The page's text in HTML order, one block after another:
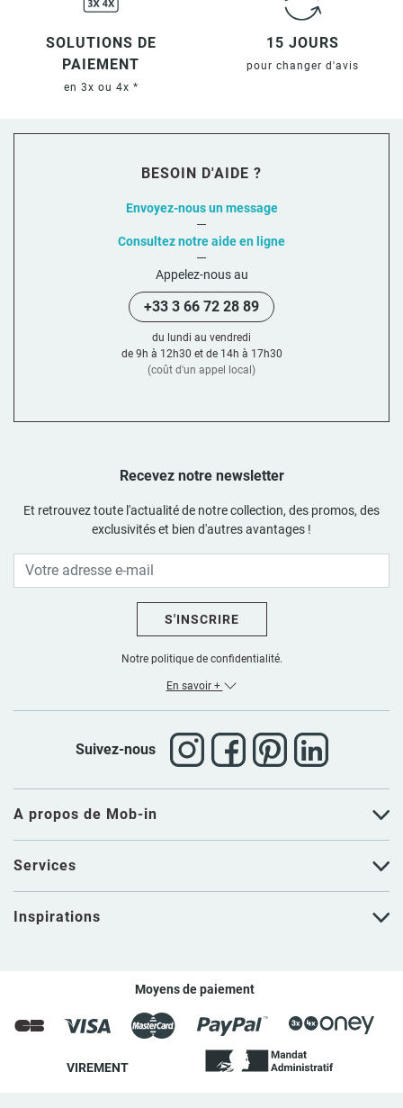
SOLUTIONS DE
PAIEMENT
en 3x ou 4x *
15 JOURS
pour changer d'avis
A propos de Mob-in
Services
Inspirations
Recevez notre newsletter
Et retrouvez toute l'actualité de notre collection, des promos, des
exclusivités et bien d'autres avantages !
S'INSCRIRE
Notre politique de confidentialité.
En savoir +
Suivez-nous
BESOIN D'AIDE ?
Envoyez-nous un message
Consultez notre aide en ligne
Appelez-nous au
+33 3 66 72 28 89
du lundi au vendredi
de 9h à 12h30 et de 14h à 17h30
(coût d'un appel local)
Moyens de paiement
VIREMENT